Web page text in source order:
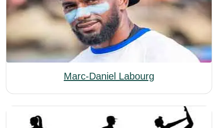
Marc-Daniel Labourg